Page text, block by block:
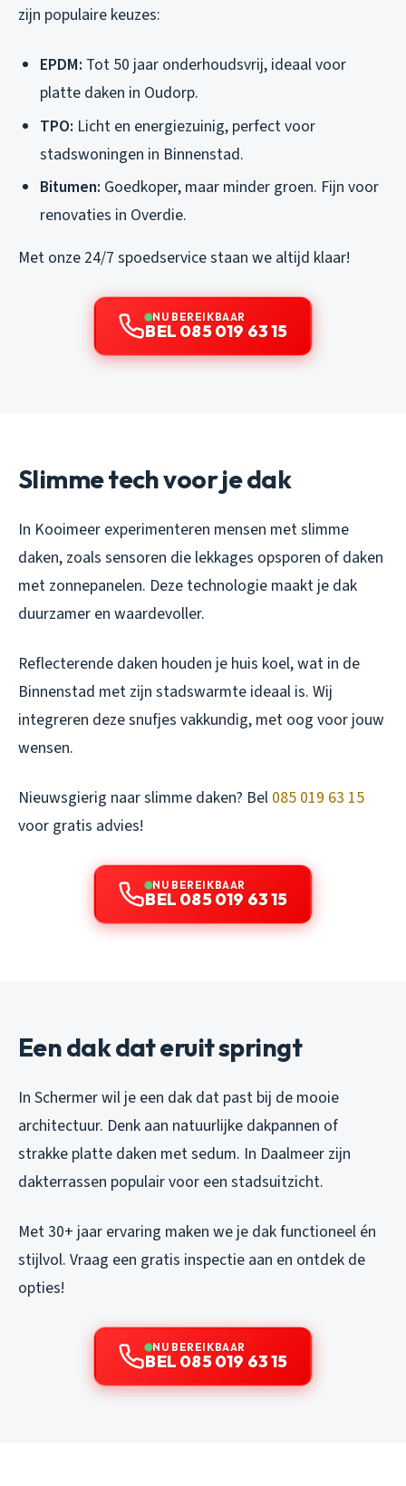
zijn populaire keuzes:
EPDM: Tot 50 jaar onderhoudsvrij, ideaal voor
platte daken in Oudorp.
TPO: Licht en energiezuinig, perfect voor
stadswoningen in Binnenstad.
Bitumen: Goedkoper, maar minder groen. Fijn voor
renovaties in Overdie.
Met onze 24/7 spoedservice staan we altijd klaar!
NU BEREIKBAAR
BEL 085 019 63 15
Slimme tech voor je dak
In Kooimeer experimenteren mensen met slimme
daken, zoals sensoren die lekkages opsporen of daken
met zonnepanelen. Deze technologie maakt je dak
duurzamer en waardevoller.
Reflecterende daken houden je huis koel, wat in de
Binnenstad met zijn stadswarmte ideaal is. Wij
integreren deze snufjes vakkundig, met oog voor jouw
wensen.
Nieuwsgierig naar slimme daken? Bel 085 019 63 15
voor gratis advies!
NU BEREIKBAAR
BEL 085 019 63 15
Een dak dat eruit springt
In Schermer wil je een dak dat past bij de mooie
architectuur. Denk aan natuurlijke dakpannen of
strakke platte daken met sedum. In Daalmeer zijn
dakterrassen populair voor een stadsuitzicht.
Met 30+ jaar ervaring maken we je dak functioneel én
stijlvol. Vraag een gratis inspectie aan en ontdek de
opties!
NU BEREIKBAAR
BEL 085 019 63 15